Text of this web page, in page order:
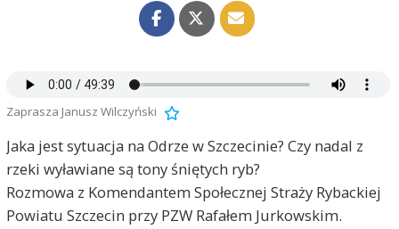
Zaprasza Janusz Wilczyński
Jaka jest sytuacja na Odrze w Szczecinie? Czy nadal z
rzeki wyławiane są tony śniętych ryb?
Rozmowa z Komendantem Społecznej Straży Rybackiej
Powiatu Szczecin przy PZW Rafałem Jurkowskim.